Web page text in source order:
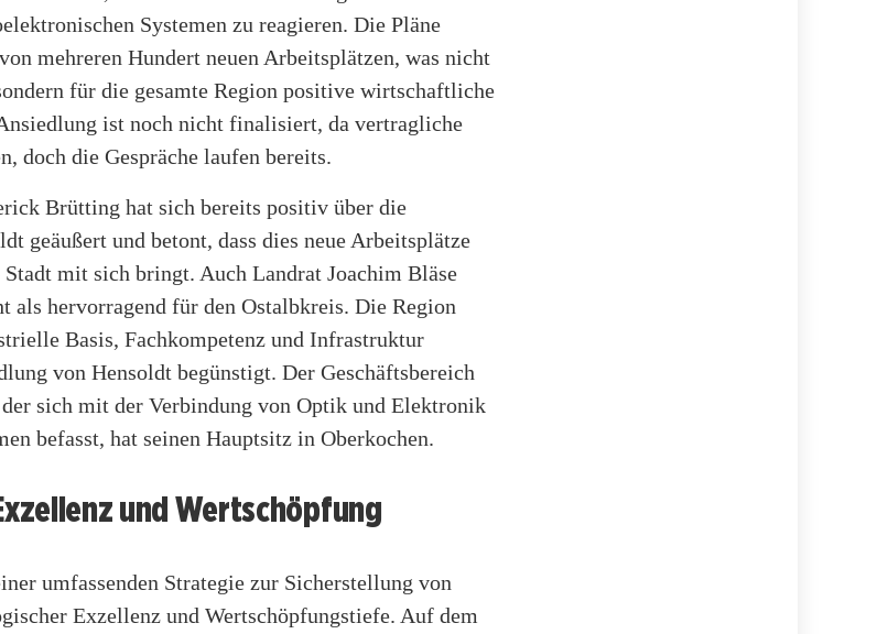
Systemen zu reagieren. Die Pläne
mehreren Hundert neuen Arbeitsplätzen, was nicht
für die gesamte Region positive wirtschaftliche
ist noch nicht finalisiert, da vertragliche
doch die Gespräche laufen bereits.
Brütting hat sich bereits positiv über die
geäußert und betont, dass dies neue Arbeitsplätze
mit sich bringt. Auch Landrat Joachim Bläse
als hervorragend für den Ostalbkreis. Die Region
Basis, Fachkompetenz und Infrastruktur
von Hensoldt begünstigt. Der Geschäftsbereich
sich mit der Verbindung von Optik und Elektronik
befasst, hat seinen Hauptsitz in Oberkochen.
und Wertschöpfung
umfassenden Strategie zur Sicherstellung von
Exzellenz und Wertschöpfungstiefe. Auf dem